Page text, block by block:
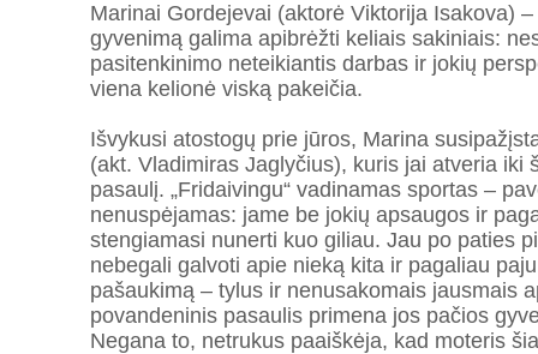
Marinai Gordejevai (aktorė Viktorija Isakova)
gyvenimą galima apibrėžti keliais sakiniais:
pasitenkinimo neteikiantis darbas ir jokių
viena kelionė viską pakeičia.
Išvykusi atostogų prie jūros, Marina
(akt. Vladimiras Jaglyčius), kuris jai atveria iki
pasaulį. „Fridaivingu“ vadinamas sportas –
nenuspėjamas: jame be jokių apsaugos ir
stengiamasi nunerti kuo giliau. Jau po paties
nebegali galvoti apie nieką kita ir pagaliau
pašaukimą – tylus ir nenusakomais jausmais
povandeninis pasaulis primena jos pačios
Negana to, netrukus paaiškėja, kad moteris